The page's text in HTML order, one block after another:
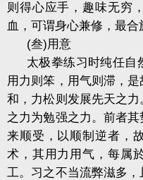
则得心应手，趣味无穷
血，可谓身心兼修，最合
(叁)用意
太极拳练习时纯任自
用力则笨，用气则滞，
和，力松则发展先天之
之力为勉强之力。前者
来顺受，以顺制逆者，
术，其用力用气，每属
工。习之不当流弊滋多，